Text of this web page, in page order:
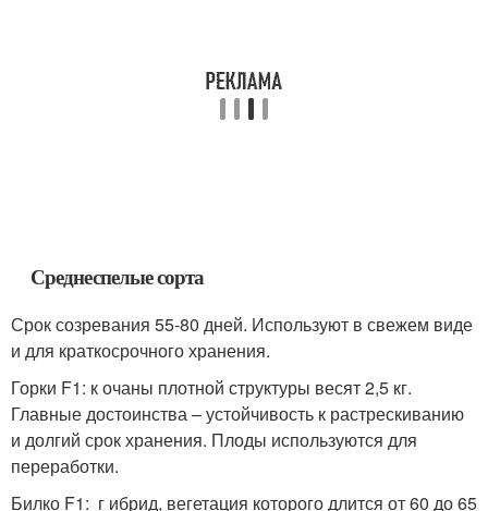
Среднеспелые сорта
Срок созревания 55-80 дней. Используют в свежем виде
и для краткосрочного хранения.
Горки F1: к очаны плотной структуры весят 2,5 кг.
Главные достоинства – устойчивость к растрескиванию
и долгий срок хранения. Плоды используются для
переработки.
Билко F1: г ибрид, вегетация которого длится от 60 до 65